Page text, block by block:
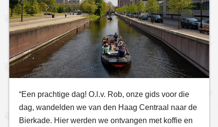
“Een prachtige dag! O.l.v. Rob, onze gids voor die
dag, wandelden we van den Haag Centraal naar de
Bierkade. Hier werden we ontvangen met koffie en